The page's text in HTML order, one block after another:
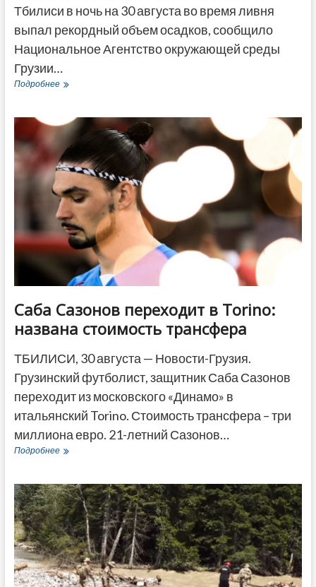
Тбилиси в ночь на 30 августа во время ливня
выпал рекордный объем осадков, сообщило
Национальное Агентство окружающей среды
Грузии…
ПодробнееТбилисский
коллекторы,
затопленные
улицы
и
споры
«кто
виноват»
Саба Сазонов переходит в Torino:
названа стоимость трансфера
ТБИЛИСИ, 30 августа — Новости-Грузия.
Грузинский футболист, защитник Саба Сазонов
переходит из московского «Динамо» в
итальянский Torino. Стоимость трансфера – три
миллиона евро. 21-летний Сазонов…
ПодробнееСаба
в
Torino:
названа
стоимость
трансфера